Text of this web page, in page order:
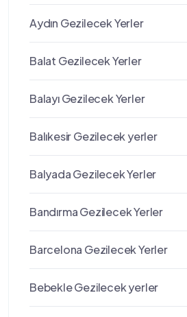
Aydın Gezilecek Yerler
Balat Gezilecek Yerler
Balayı Gezilecek Yerler
Balıkesir Gezilecek yerler
Balyada Gezilecek Yerler
Bandırma Gezilecek Yerler
Barcelona Gezilecek Yerler
Bebekle Gezilecek yerler